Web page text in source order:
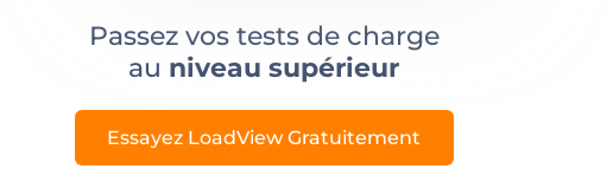
Passez vos tests de charge
au niveau supérieur
Essayez LoadView Gratuitement